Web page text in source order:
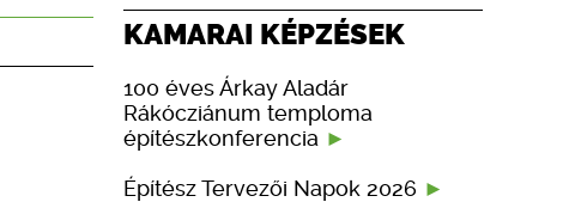
KAMARAI KÉPZÉSEK
100 éves Árkay Aladár
Rákócziánum temploma
építészkonferencia
Építész Tervezői Napok 2026